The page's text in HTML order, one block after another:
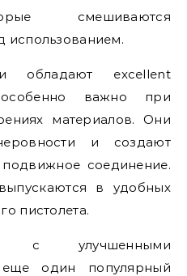
смешиваются
использованием.
обладают excellent
особенно важно при
материалов. Они
и создают
соединение.
в удобных
пистолета.
с улучшенными
один популярный